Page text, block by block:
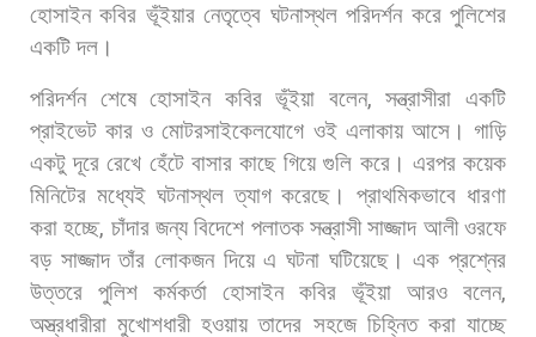
হোসাইন কবির ভূঁইয়ার নেতৃত্বে ঘটনাস্থল পরিদর্শন করে পুলিশের
একটি দল।
পরিদর্শন শেষে হোসাইন কবির ভূঁইয়া বলেন,সন্ত্রাসীরা একটি
প্রাইভেট কার ও মোটরসাইকেলযোগে ওই এলাকায় আসে। গাড়ি
একটু দূরে রেখে হেঁটে বাসার কাছে গিয়ে গুলি করে। এরপর কয়েক
মিনিটের মধ্যেই ঘটনাস্থল ত্যাগ করেছে। প্রাথমিকভাবে ধারণা
করা হচ্ছে, চাঁদার জন্য বিদেশে পলাতক সন্ত্রাসী সাজ্জাদ আলী ওরফে
বড় সাজ্জাদ তাঁর লোকজন দিয়ে এ ঘটনা ঘটিয়েছে। এক প্রশ্নের
উত্তরে
পুলিশ কর্মকর্তা হোসাইন কবির ভূঁইয়া আরও বলেন,
অস্ত্রধারীরা মুখোশধারী হওয়ায় তাদের সহজে চিহ্নিত করা যাচ্ছে